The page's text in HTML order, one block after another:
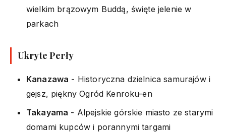
wielkim brązowym Buddą, święte jelenie w
parkach
Ukryte Perły
Kanazawa - Historyczna dzielnica samurajów i
gejsz, piękny Ogród Kenroku-en
Takayama - Alpejskie górskie miasto ze starymi
domami kupców i porannymi targami